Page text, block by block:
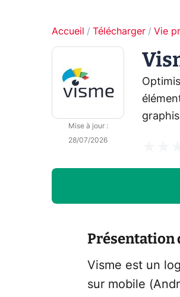
Accueil Télécharger Vie
Mise à jour:
28/07/2026
Présentation
Visme est un
sur mobile